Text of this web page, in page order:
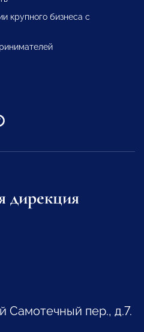
крупного бизнеса с
дирекция
Самотечный пер., д.7.